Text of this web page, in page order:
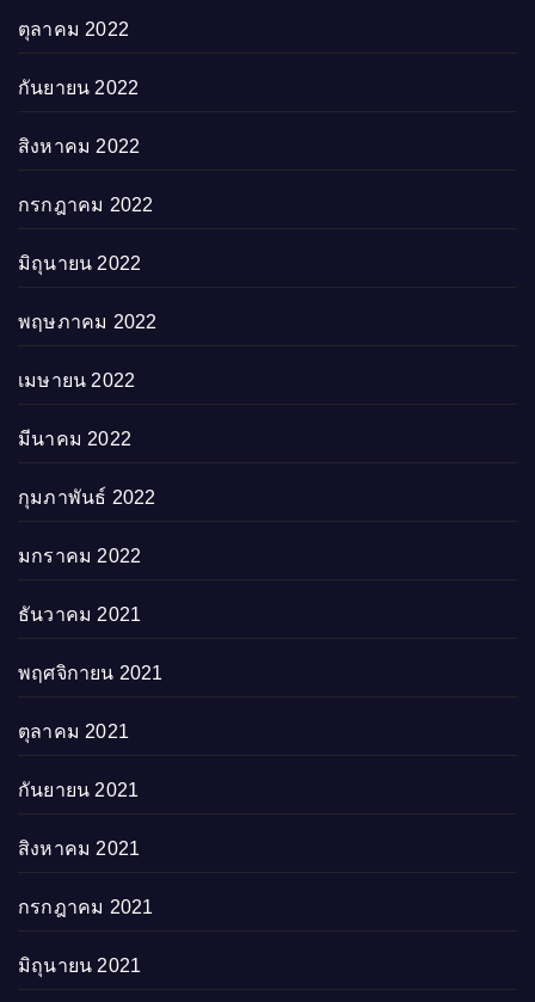
ตุลาคม 2022
กันยายน 2022
สิงหาคม 2022
กรกฎาคม 2022
มิถุนายน 2022
พฤษภาคม 2022
เมษายน 2022
มีนาคม 2022
กุมภาพันธ์ 2022
มกราคม 2022
ธันวาคม 2021
พฤศจิกายน 2021
ตุลาคม 2021
กันยายน 2021
สิงหาคม 2021
กรกฎาคม 2021
มิถุนายน 2021